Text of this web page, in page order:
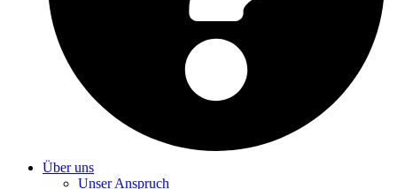
Über uns
Unser Anspruch